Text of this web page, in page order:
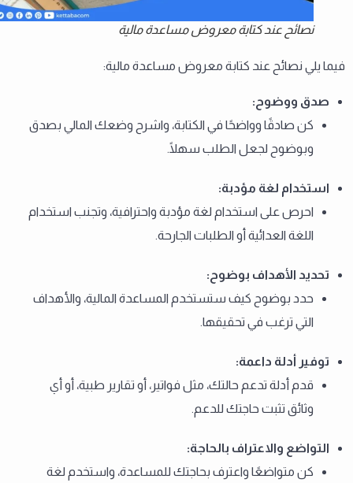
نصائح عند كتابة معروض مساعدة مالية
فيما يلي نصائح عند كتابة معروض مساعدة مالية:
صدق ووضوح :
كن صادقًا وواضحًا في الكتابة، واشرح وضعك المالي بصدق
وبوضوح لجعل الطلب سهلًا.
استخدام لغة مؤدبة:
احرص على استخدام لغة مؤدبة واحترافية، وتجنب استخدام
اللغة العدائية أو الطلبات الجارحة.
تحديد الأهداف بوضوح :
حدد بوضوح كيف ستستخدم المساعدة المالية، والأهداف
التي ترغب في تحقيقها.
توفير أدلة داعمة:
قدم أدلة تدعم حالتك، مثل فواتير، أو تقارير طبية، أو أي
وثائق تثبت حاجتك للدعم.
التواضع والاعتراف بالحاجة:
كن متواضعًا واعترف بحاجتك للمساعدة، واستخدم لغة